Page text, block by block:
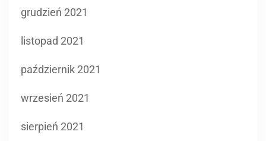
grudzień 2021
listopad 2021
październik 2021
wrzesień 2021
sierpień 2021